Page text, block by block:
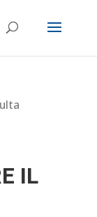
IL